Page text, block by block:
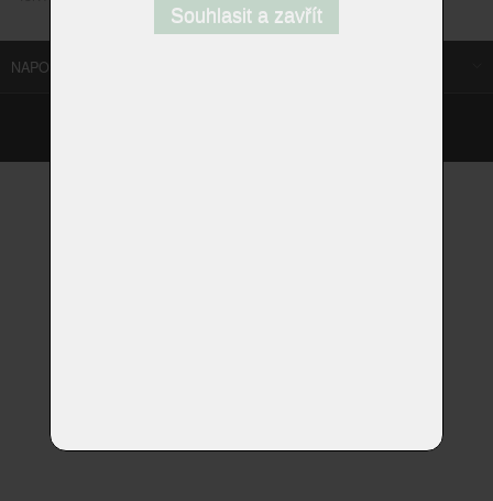
NAPOSLEDY NAVŠTÍVENÉ ODKAZY
Souhlasit a zavřít